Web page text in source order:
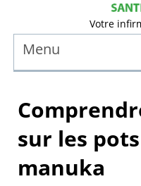
Votre
Menu
sur les
manuka